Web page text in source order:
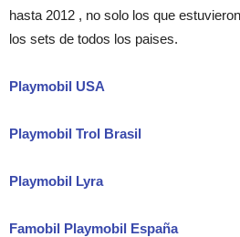
hasta 2012 , no solo los que
los sets de todos los paises.
Playmobil USA
Playmobil Trol Brasil
Playmobil Lyra
Famobil Playmobil España